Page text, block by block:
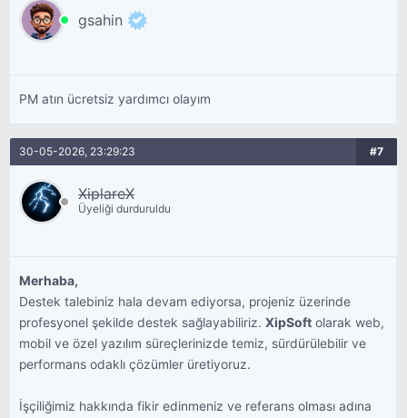
gsahin
PM atın ücretsiz yardımcı olayım
30-05-2026, 23:29:23 #7
XiplareX
Üyeliği durduruldu
Merhaba,
Destek talebiniz hala devam ediyorsa, projeniz üzerinde
profesyonel şekilde destek sağlayabiliriz.XipSoft olarak web,
mobil ve özel yazılım süreçlerinizde temiz, sürdürülebilir ve
performans odaklı çözümler üretiyoruz.
İşçiliğimiz hakkında fikir edinmeniz ve referans olması adına